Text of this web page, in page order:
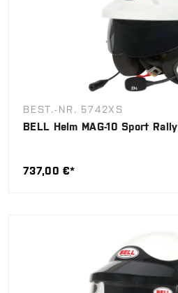
BEST.-NR. 5742XS
BELL Helm MAG-10 Sport Rally
737,00 €*